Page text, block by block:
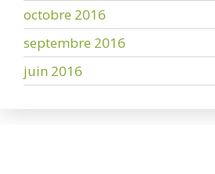
octobre 2016
septembre 2016
juin 2016